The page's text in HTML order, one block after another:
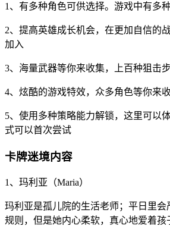
1、有多种角色可供选择。游戏中有多
2、提高英雄成长机会，在更加自信的
加入
3、海量武器等你来收集，上百种狙击
4、炫酷的游戏特效，众多角色等你来
5、使用多种策略能力解锁，这里可以
式可以首次尝试
卡牌迷境内容
1、玛利亚（Maria）
玛利亚是孤儿院的生活老师；平日里会
规则，但是她内心柔软，真心地爱着孩